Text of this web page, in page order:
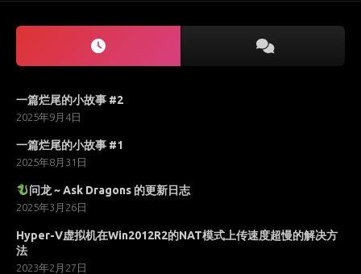
一篇烂尾的小故事 #2
2025年9月4日
一篇烂尾的小故事 #1
2025年8月31日
问龙 ~ Ask Dragons 的更新日志
2025年3月26日
Hyper-V虚拟机在Win2012R2的NAT模式上传速度超慢的解决方
法
2023年2月27日